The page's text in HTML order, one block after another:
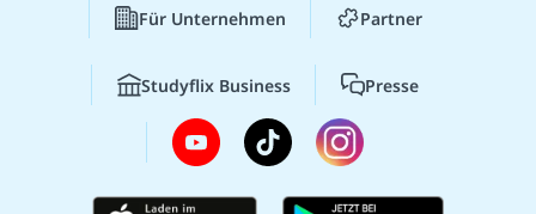
Für Unternehmen Partner
Studyflix Business Presse